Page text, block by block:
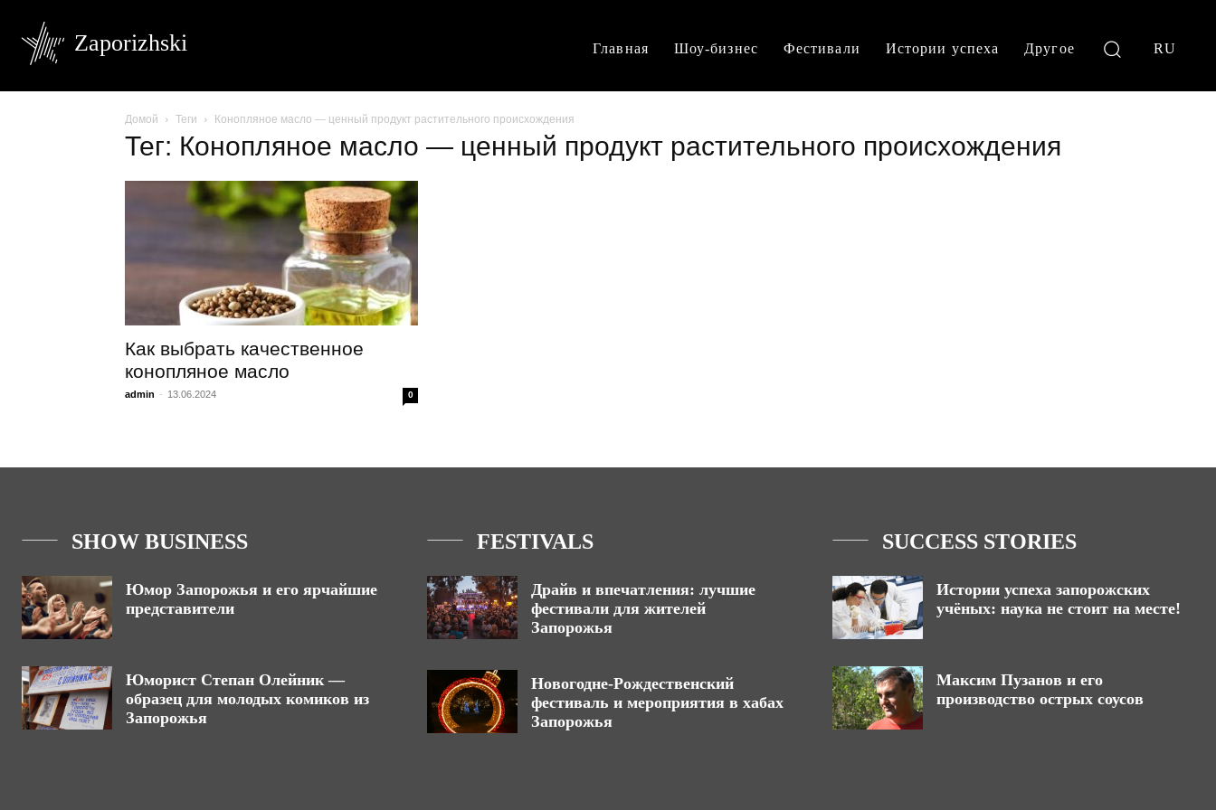
Zaporizhski Главная Шоу-бизнес Фестивали Истории успеха Другое RU
Домой Теги Конопляное масло — ценный продукт растительного происхождения
Тег: Конопляное масло — ценный продукт растительного происхождения
Как выбрать качественное
конопляное масло
admin - 13.06.2024 0
SHOW BUSINESS
Юмор Запорожья и его ярчайшие
представители
Юморист Степан Олейник —
образец для молодых комиков из
Запорожья
FESTIVALS
Драйв и впечатления: лучшие
фестивали для жителей
Запорожья
Новогодне-Рождественский
фестиваль и мероприятия в хабах
Запорожья
SUCCESS STORIES
Истории успеха запорожских
учёных: наука не стоит на месте!
Максим Пузанов и его
производство острых соусов